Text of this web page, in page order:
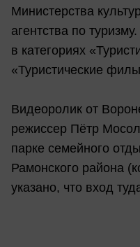
Министерства
агентства по
в категориях
«Туристические
Видеоролик от
режиссер Пётр
парке семейного
Рамонского района
указано, что вход